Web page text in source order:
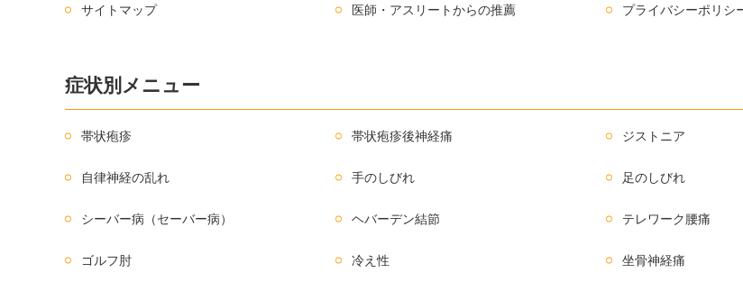
サイトマップ 医師・アスリートからの推薦 プライバシーポリシ
症状別メニュー
帯状疱疹 帯状疱疹後神経痛 ジストニア
自律神経の乱れ 手のしびれ 足のしびれ
シーバー病（セーバー病） ヘバーデン結節 テレワーク腰痛
ゴルフ肘 冷え性 坐骨神経痛